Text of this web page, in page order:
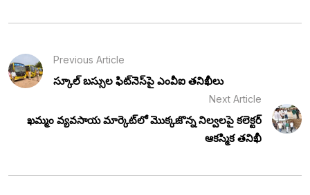
Previous Article
స్కూల్ బస్సుల ఫిట్‌నెస్‌పై ఎంవీఐ తనిఖీలు
Next Article
ఖమ్మం వ్యవసాయ మార్కెట్‌లో మొక్కజొన్న నిల్వలపై కలెక్టర్
ఆకస్మిక తనిఖీ